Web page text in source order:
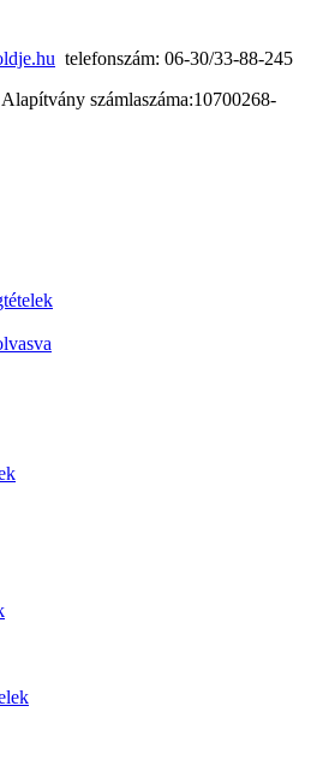
telefonszám: 06-30/33-88-245
számlaszáma:10700268-